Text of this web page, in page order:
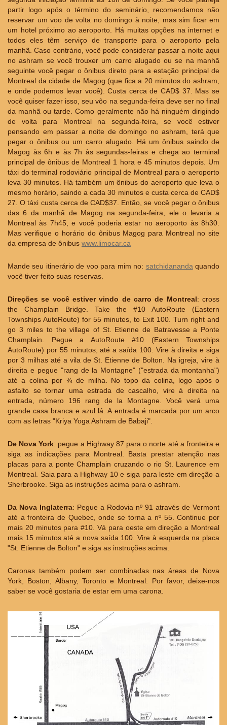
partir logo após o término do seminário, recomendamos não
reservar um voo de volta no domingo à noite, mas sim ficar em
um hotel próximo ao aeroporto. Há muitas opções na internet e
todos eles têm serviço de transporte para o aeroporto pela
manhã. Caso contrário, você pode considerar passar a noite aqui
no ashram se você trouxer um carro alugado ou se na manhã
seguinte você pegar o ônibus direto para a estação principal de
Montreal da cidade de Magog (que fica a 20 minutos do ashram,
e onde podemos levar você). Custa cerca de CAD$ 37. Mas se
você quiser fazer isso, seu vôo na segunda-feira deve ser no final
da manhã ou tarde. Como geralmente não há ninguém dirigindo
de volta para Montreal na segunda-feira, se você estiver
pensando em passar a noite de domingo no ashram, terá que
pegar o ônibus ou um carro alugado. Há um ônibus saindo de
Magog às 6h e às 7h às segundas-feiras e chega ao terminal
principal de ônibus de Montreal 1 hora e 45 minutos depois. Um
táxi do terminal rodoviário principal de Montreal para o aeroporto
leva 30 minutos. Há também um ônibus do aeroporto que leva o
mesmo horário, saindo a cada 30 minutos e custa cerca de CAD$
27. O táxi custa cerca de CAD$37. Então, se você pegar o ônibus
das 6 da manhã de Magog na segunda-feira, ele o levaria a
Montreal às 7h45, e você poderia estar no aeroporto às 8h30.
Mas verifique o horário do ônibus Magog para Montreal no site
da empresa de ônibus www.limocar.ca
Mande seu itinerário de voo para mim no: satchidanandaquando
você tiver feito suas reservas.
Direções se você estiver vindo de carro de Montreal: cross
the Champlain Bridge. Take the #10 AutoRoute (Eastern
Townships AutoRoute) for 55 minutes, to Exit 100. Turn right and
go 3 miles to the village of St. Etienne de Batravesse a Ponte
Champlain. Pegue a AutoRoute #10 (Eastern Townships
AutoRoute) por 55 minutos, até a saída 100. Vire à direita e siga
por 3 milhas até a vila de St. Etienne de Bolton. Na igreja, vire à
direita e pegue "rang de la Montagne" ("estrada da montanha")
até a colina por ¾ de milha. No topo da colina, logo após o
asfalto se tornar uma estrada de cascalho, vire à direita na
entrada, número 196 rang de la Montagne. Você verá uma
grande casa branca e azul lá. A entrada é marcada por um arco
com as letras "Kriya Yoga Ashram de Babaji".
De Nova York: pegue a Highway 87 para o norte até a fronteira e
siga as indicações para Montreal. Basta prestar atenção nas
placas para a ponte Champlain cruzando o rio St. Laurence em
Montreal. Saia para a Highway 10 e siga para leste em direção a
Sherbrooke. Siga as instruções acima para o ashram.
Da Nova Inglaterra: Pegue a Rodovia nº 91 através de Vermont
até a fronteira de Quebec, onde se torna a nº 55. Continue por
mais 20 minutos para #10. Vá para oeste em direção a Montreal
mais 15 minutos até a nova saída 100. Vire à esquerda na placa
"St. Etienne de Bolton" e siga as instruções acima.
Caronas também podem ser combinadas nas áreas de Nova
York, Boston, Albany, Toronto e Montreal. Por favor, deixe-nos
saber se você gostaria de estar em uma carona.